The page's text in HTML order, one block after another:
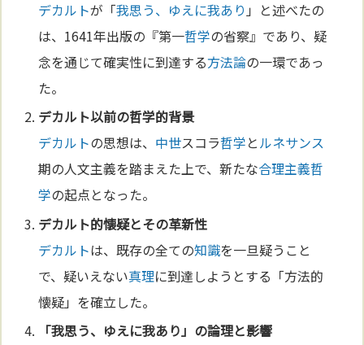
デカルトが「我思う、ゆえに我あり 」と述べたの
は、1641年出版の『第一哲学の省察』であり、疑
念を通じて確実性に到達する方法論の一環であっ
た。
デカルト以前の哲学的背景
デカルトの思想は、 中世スコラ哲学とルネサンス
期の人文主義を踏まえた上で、新たな合理主義哲
学の起点となった。
デカルト的懐疑とその革新性
デカルトは、既存の全ての知識を一旦疑うこと
で、疑いえない真理に到達しようとする「方法的
懐疑」を確立した。
「我思う、ゆえに我あり 」の論理と影響